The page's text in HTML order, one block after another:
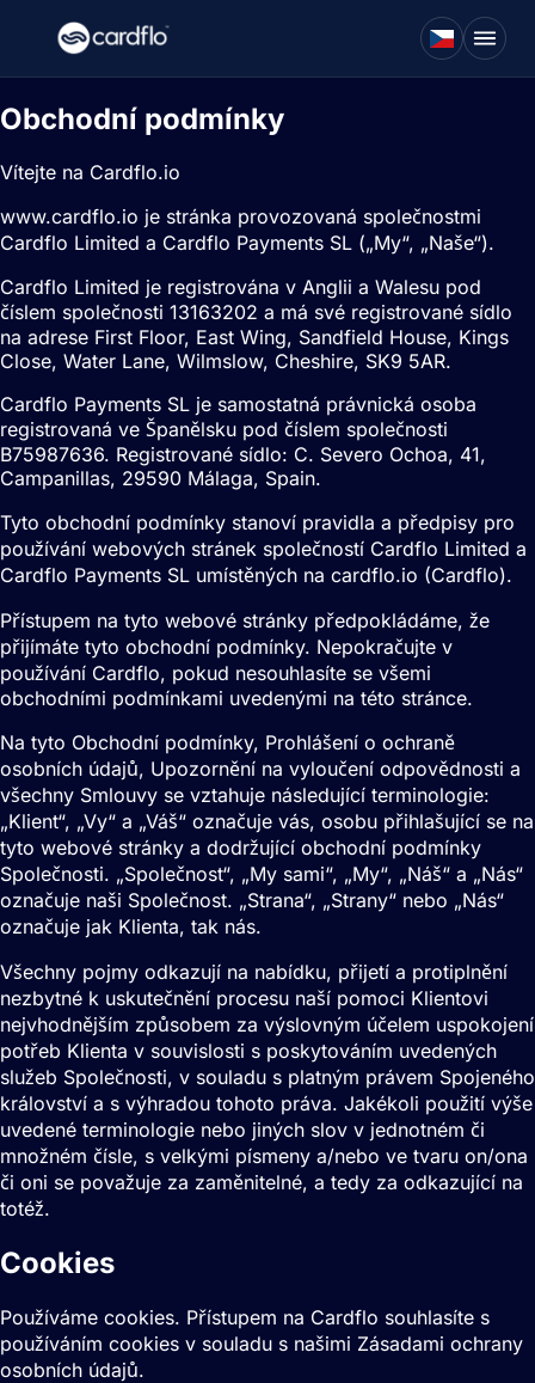
Obchodní podmínky
Vítejte na Cardflo.io
www.cardflo.io je stránka provozovaná společnostmi
Cardflo Limited a Cardflo Payments SL („My“, „Naše“).
Cardflo Limited je registrována v Anglii a Walesu pod
číslem společnosti 13163202 a má své registrované sídlo
na adrese First Floor, East Wing, Sandfield House, Kings
Close, Water Lane, Wilmslow, Cheshire, SK9 5AR.
Cardflo Payments SL je samostatná právnická osoba
registrovaná ve Španělsku pod číslem společnosti
B75987636. Registrované sídlo: C. Severo Ochoa, 41,
Campanillas, 29590 Málaga, Spain.
Tyto obchodní podmínky stanoví pravidla a předpisy pro
používání webových stránek společností Cardflo Limited a
Cardflo Payments SL umístěných na cardflo.io (Cardflo).
Přístupem na tyto webové stránky předpokládáme, že
přijímáte tyto obchodní podmínky. Nepokračujte v
používání Cardflo, pokud nesouhlasíte se všemi
obchodními podmínkami uvedenými na této stránce.
Na tyto Obchodní podmínky, Prohlášení o ochraně
osobních údajů, Upozornění na vyloučení odpovědnosti a
všechny Smlouvy se vztahuje následující terminologie:
„Klient“, „Vy“ a „Váš“ označuje vás, osobu přihlašující se na
tyto webové stránky a dodržující obchodní podmínky
Společnosti. „Společnost“, „My sami“, „My“, „Náš“ a „Nás“
označuje naši Společnost. „Strana“, „Strany“ nebo „Nás“
označuje jak Klienta, tak nás.
Všechny pojmy odkazují na nabídku, přijetí a protiplnění
nezbytné k uskutečnění procesu naší pomoci Klientovi
nejvhodnějším způsobem za výslovným účelem uspokojení
potřeb Klienta v souvislosti s poskytováním uvedených
služeb Společnosti, v souladu s platným právem Spojeného
království a s výhradou tohoto práva. Jakékoli použití výše
uvedené terminologie nebo jiných slov v jednotném či
množném čísle, s velkými písmeny a/nebo ve tvaru on/ona
či oni se považuje za zaměnitelné, a tedy za odkazující na
totéž.
Cookies
Používáme cookies. Přístupem na Cardflo souhlasíte s
používáním cookies v souladu s našimi Zásadami ochrany
osobních údajů.